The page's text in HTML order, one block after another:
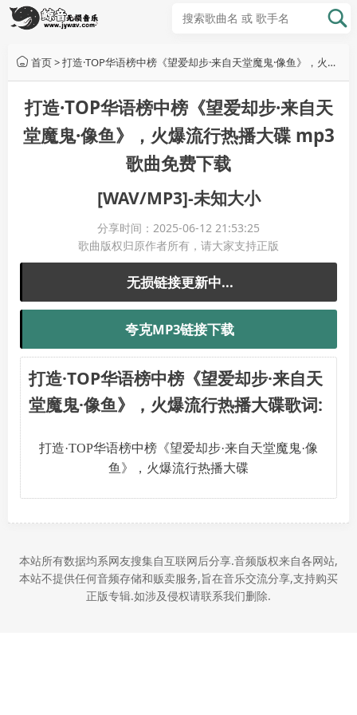
首页>打造·TOP华语榜中榜《望爱却步·来自天堂魔鬼·像鱼》，火爆流行热播大碟,mp3歌曲免费下载,无损音乐下载,音乐免费下载,歌曲下载网站
打造·TOP华语榜中榜《望爱却步·来自天
堂魔鬼·像鱼》，火爆流行热播大碟 mp3
歌曲免费下载
[WAV/MP3]-未知大小
分享时间：2025-06-12 21:53:25
歌曲版权归原作者所有，请大家支持正版
无损链接更新中...
夸克MP3链接下载
打造·TOP华语榜中榜《望爱却步·来自天
堂魔鬼·像鱼》，火爆流行热播大碟歌词:
打造·TOP华语榜中榜《望爱却步·来自天堂魔鬼·像
鱼》，火爆流行热播大碟
本站所有数据均系网友搜集自互联网后分享.音频版权来自各网站,
本站不提供任何音频存储和贩卖服务,旨在音乐交流分享,支持购买
正版专辑.如涉及侵权请联系我们删除.